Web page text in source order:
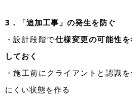
3．「追加工事」の発生を防ぐ
・設計段階で仕様変更の可能性
しておく
・施工前にクライアントと認識
にくい状態を作る